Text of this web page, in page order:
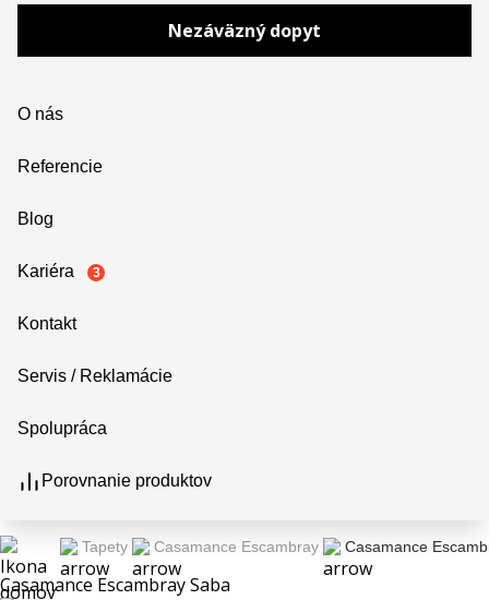
Nezáväzný dopyt
O nás
Referencie
Blog
Kariéra 3
Kontakt
Servis / Reklamácie
Spolupráca
Porovnanie produktov
Tapety Casamance Escambray Casamance
Casamance Escambray Saba